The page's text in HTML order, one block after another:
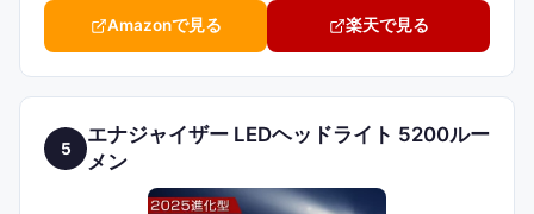
Amazonで見る 楽天で見る
5
エナジャイザー LEDヘッドライト 5200ルー
メン